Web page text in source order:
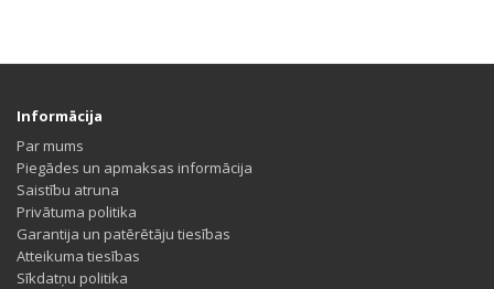
Informācija
Par mums
Piegādes un apmaksas informācija
Saistību atruna
Privātuma politika
Garantija un patērētāju tiesības
Atteikuma tiesības
Sīkdatņu politika